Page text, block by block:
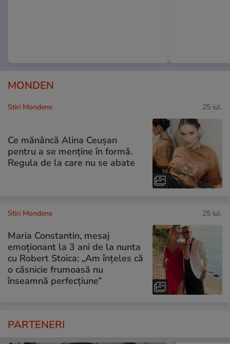
MONDEN
Stiri Mondene 25 iul.
Ce mănâncă Alina Ceușan
pentru a se menține în formă.
Regula de la care nu se abate
Stiri Mondene 25 iul.
Maria Constantin, mesaj
emoționant la 3 ani de la nunta
cu Robert Stoica: „Am înțeles că
o căsnicie frumoasă nu
înseamnă perfecțiune”
PARTENERI